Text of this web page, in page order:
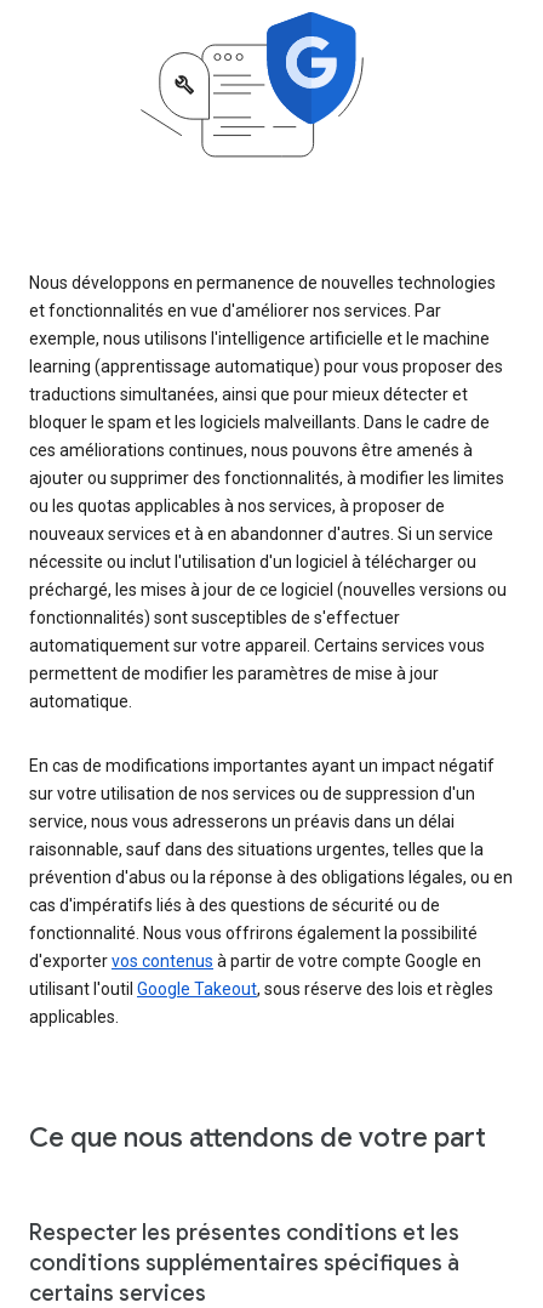
Nous développons en permanence de nouvelles technologies
et fonctionnalités en vue d'améliorer nos services. Par
exemple, nous utilisons l'intelligence artificielle et le machine
learning (apprentissage automatique) pour vous proposer des
traductions simultanées, ainsi que pour mieux détecter et
bloquer le spam et les logiciels malveillants. Dans le cadre de
ces améliorations continues, nous pouvons être amenés à
ajouter ou supprimer des fonctionnalités, à modifier les limites
ou les quotas applicables à nos services, à proposer de
nouveaux services et à en abandonner d'autres. Si un service
nécessite ou inclut l'utilisation d'un logiciel à télécharger ou
préchargé, les mises à jour de ce logiciel (nouvelles versions ou
fonctionnalités) sont susceptibles de s'effectuer
automatiquement sur votre appareil. Certains services vous
permettent de modifier les paramètres de mise à jour
automatique.
En cas de modifications importantes ayant un impact négatif
sur votre utilisation de nos services ou de suppression d'un
service, nous vous adresserons un préavis dans un délai
raisonnable, sauf dans des situations urgentes, telles que la
prévention d'abus ou la réponse à des obligations légales, ou en
cas d'impératifs liés à des questions de sécurité ou de
fonctionnalité. Nous vous offrirons également la possibilité
d'exportervos contenus à partir de votre compte Google en
utilisant l'outil Google Takeout, sous réserve des lois et règles
applicables.
Ce que nous attendons de votre part
Respecter les présentes conditions et les
conditions supplémentaires spécifiques à
certains services